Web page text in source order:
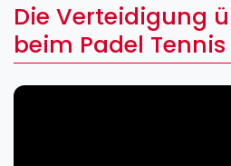
Verschiedenes
Veranstaltungen
Die Verteidigung
beim Padel Tennis